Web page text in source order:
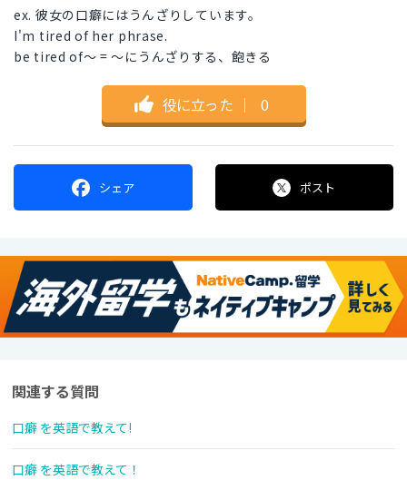
ex. 彼女の口癖にはうんざりしています。
I'm tired of her phrase.
be tired of～ = ～にうんざりする、飽きる
役に立った ｜ 0
シェア ポスト
関連する質問
口癖 を英語で教えて!
口癖 を英語で教えて！